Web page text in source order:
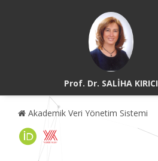
Prof. Dr. SALİHA KIRICI
Akademik Veri Yönetim Sistemi